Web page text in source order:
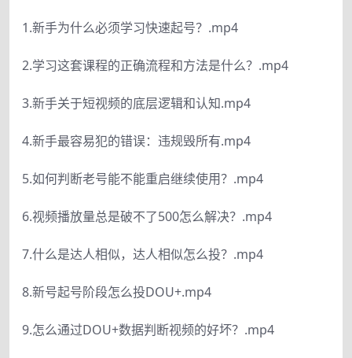
1.新手为什么必须学习快速起号？.mp4
2.学习这套课程的正确流程和方法是什么？.mp4
3.新手关于短视频的底层逻辑和认知.mp4
4.新手最容易犯的错误：违规毁所有.mp4
5.如何判断老号能不能重启继续使用？.mp4
6.视频播放量总是破不了500怎么解决？.mp4
7.什么是达人相似，达人相似怎么投？.mp4
8.新号起号阶段怎么投DOU+.mp4
9.怎么通过DOU+数据判断视频的好坏？.mp4